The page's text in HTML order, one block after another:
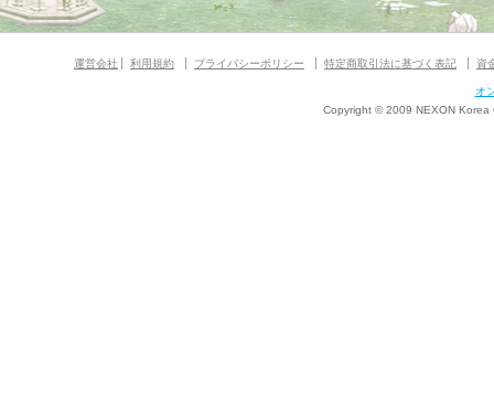
運営会社 利用規約 プライバシーポリシー 特定商取引法に基づく表記 資
オ
Copyright © 2009 NEXON Korea